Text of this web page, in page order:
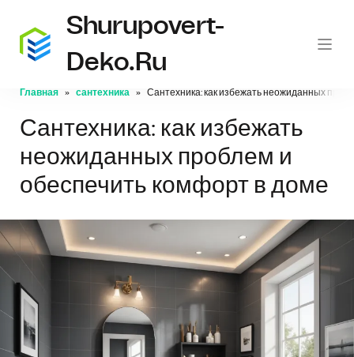
Shurupovert-
Deko.ru
Главная сантехника Сантехника: как избежать неожиданных
Сантехника: как избежать
неожиданных проблем и
обеспечить комфорт в доме